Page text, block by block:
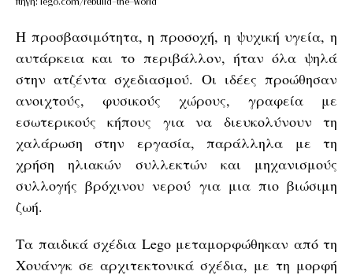
Η προσβασιμότητα, η προσοχή, η ψυχική υγεία, η
αυτάρκεια και το περιβάλλον, ήταν όλα ψηλά
στην ατζέντα σχεδιασμού. Οι ιδέες προώθησαν
ανοιχτούς, φυσικούς χώρους, γραφεία με
εσωτερικούς κήπους για να διευκολύνουν τη
χαλάρωση στην εργασία, παράλληλα με τη
χρήση ηλιακών συλλεκτών και μηχανισμούς
συλλογής βρόχινου νερού για μια πιο βιώσιμη
ζωή.
Τα παιδικά σχέδια Lego μεταμορφώθηκαν από τη
Χουάνγκ σε αρχιτεκτονικά σχέδια, με τη μορφή